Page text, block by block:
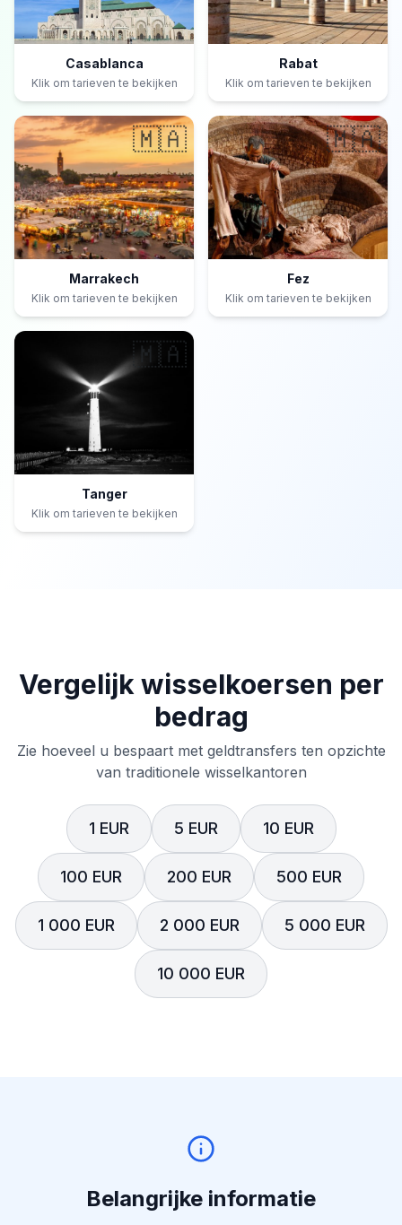
Casablanca
Klik om tarieven te bekijken
Rabat
Klik om tarieven te bekijken
🇲🇦
Marrakech
Klik om tarieven te bekijken
🇲🇦
Fez
Klik om tarieven te bekijken
🇲🇦
Tanger
Klik om tarieven te bekijken
Vergelijk wisselkoersen per
bedrag
Zie hoeveel u bespaart met geldtransfers ten opzichte
van traditionele wisselkantoren
1 EUR 5 EUR 10 EUR
100 EUR 200 EUR 500 EUR
1 000 EUR 2 000 EUR 5 000 EUR
10 000 EUR
Belangrijke informatie